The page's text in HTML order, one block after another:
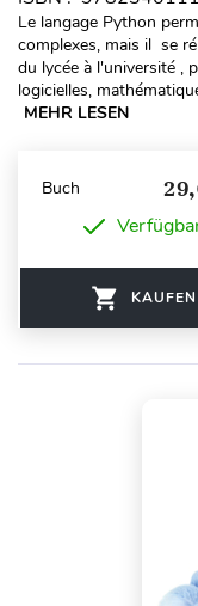
Le langage Python
complexes, mais il se
du lycée à l'université ,
logicielles,
MEHR LESEN
Buch
KAUFEN